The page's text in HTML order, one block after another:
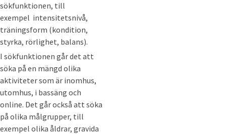
sökfunktionen, till
exempel intensitetsnivå,
träningsform (kondition,
styrka, rörlighet, balans).
I sökfunktionen går det att
söka på en mängd olika
aktiviteter som är inomhus,
utomhus, i bassäng och
online. Det går också att söka
på olika målgrupper, till
exempel olika åldrar, gravida